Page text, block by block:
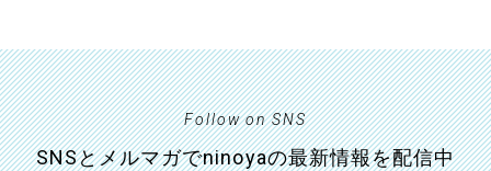
Follow on SNS
SNSとメルマガでninoyaの最新情報を配信中